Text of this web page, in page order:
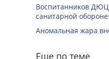
Воспитанников ДЮЦ
санитарной
Аномальная жара
Еще по теме